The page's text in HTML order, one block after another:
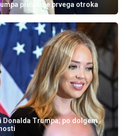
pričakuje prvega otroka
Donalda Trumpa; po dolgem